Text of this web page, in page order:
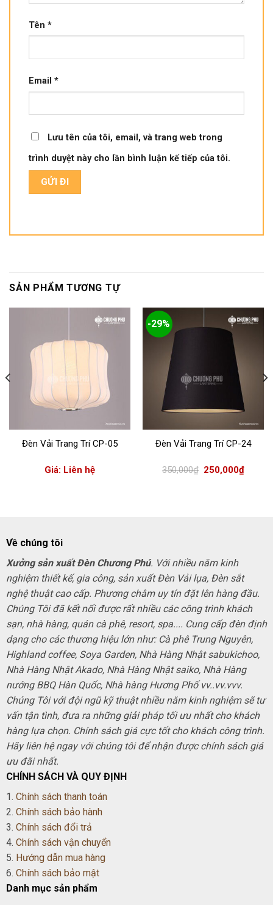
Tên *
Email *
Lưu tên của tôi, email, và trang web trong
trình duyệt này cho lần bình luận kế tiếp của tôi.
SẢN PHẨM TƯƠNG TỰ
Đèn Vải Trang Trí CP-05
Giá: Liên hệ
-29%
Đèn Vải Trang Trí CP-24
350,000₫ Giá
250,000₫Giá
hiện
Về chúng tôi
Xưởng sản xuất Đèn Chương Phú. Với nhiều năm kinh
nghiệm thiết kế, gia công, sản xuất Đèn Vải lụa, Đèn sắt
nghệ thuật cao cấp. Phương châm uy tín đặt lên hàng đầu.
Chúng Tôi đã kết nối được rất nhiều các công trình khách
sạn, nhà hàng, quán cà phê, resort, spa.... Cung cấp đèn định
dạng cho các thương hiệu lớn như: Cà phê Trung Nguyên,
Highland coffee, Soya Garden, Nhà Hàng Nhật sabukichoo,
Nhà Hàng Nhật Akado, Nhà Hàng Nhật saiko, Nhà Hàng
nướng BBQ Hàn Quốc, Nhà hàng Hương Phố vv..vv.vvv.
Chúng Tôi với đội ngũ kỹ thuật nhiều năm kinh nghiệm sẽ tư
vấn tận tình, đưa ra những giải pháp tối ưu nhất cho khách
hàng lựa chọn. Chính sách giá cực tốt cho khách công trình.
Hãy liên hệ ngay với chúng tôi để nhận được chính sách giá
ưu đãi nhất.
CHÍNH SÁCH VÀ QUY ĐỊNH
1. Chính sách thanh toán
2. Chính sách bảo hành
3. Chính sách đổi trả
4. Chính sách vận chuyển
5. Hướng dẫn mua hàng
6. Chính sách bảo mật
Danh mục sản phẩm